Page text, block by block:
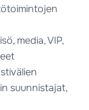
media, VIP,
suunnistajat,